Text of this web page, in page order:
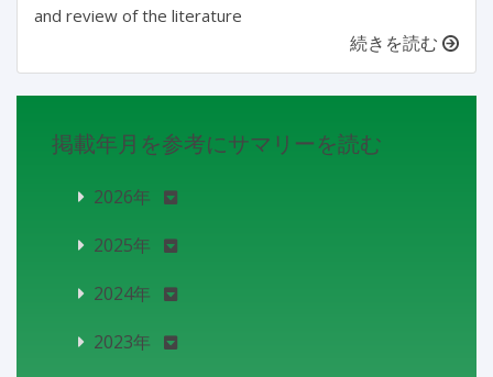
and review of the literature
続きを読む
掲載年月を参考にサマリーを読む
2026年
2025年
2024年
2023年